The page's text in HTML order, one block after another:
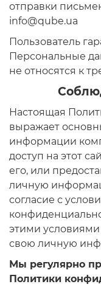
отправки
info@qube.ua
Пользователь
Персональные
не относятся к
Настоящая
выражает
информации
доступ на этот
его, или
личную
согласие с
этими
свою личную
Мы регулярно
Политики